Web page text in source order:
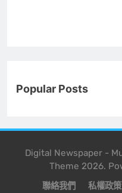
Popular Posts
Digital Newspaper -
Theme 2026.
聯絡我們 私權政策